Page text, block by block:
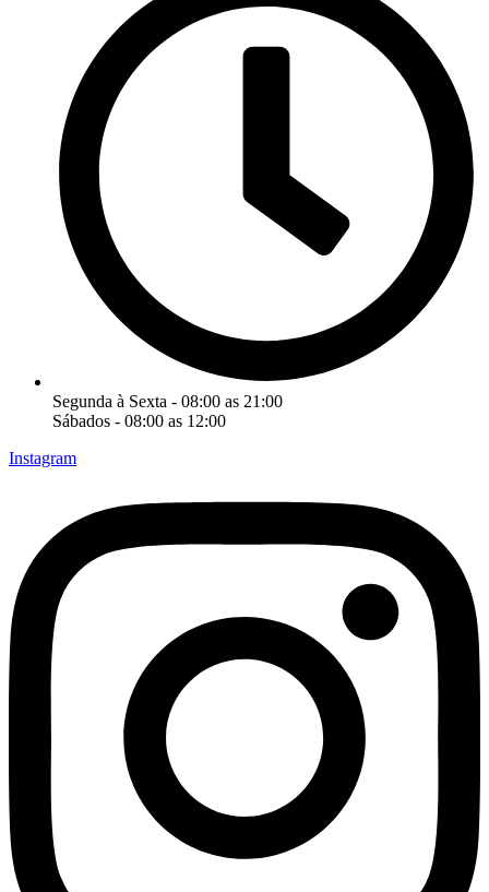
Segunda à Sexta - 08:00 as 21:00
Sábados - 08:00 as 12:00
Instagram